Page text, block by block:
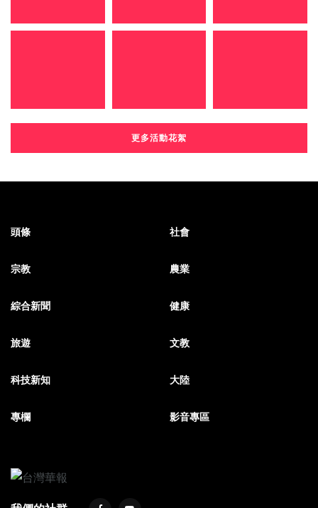
更多活動花絮
頭條 社會
宗教 農業
綜合新聞 健康
旅遊 文教
科技新知 大陸
專欄 影音專區